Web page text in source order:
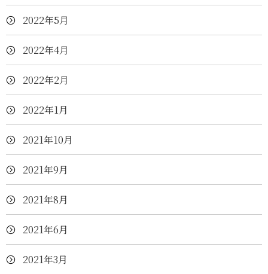
2022年5月
2022年4月
2022年2月
2022年1月
2021年10月
2021年9月
2021年8月
2021年6月
2021年3月